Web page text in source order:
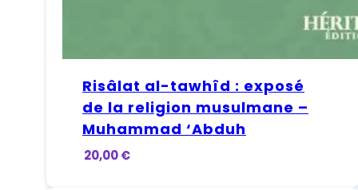
Risâlat al-tawhîd : exposé
de la religion musulmane –
Muhammad ‘Abduh
20,00€